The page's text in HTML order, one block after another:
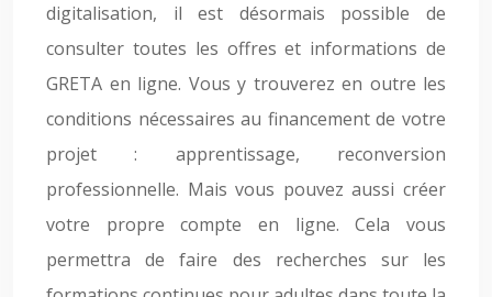
digitalisation, il est désormais possible de
consulter toutes les offres et informations de
GRETA en ligne. Vous y trouverez en outre les
conditions nécessaires au financement de votre
projet : apprentissage, reconversion
professionnelle. Mais vous pouvez aussi créer
votre propre compte en ligne. Cela vous
permettra de faire des recherches sur les